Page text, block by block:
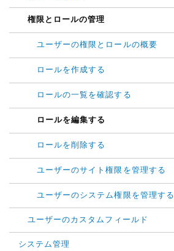
権限とロールの管理
ユーザーの権限とロールの概要
ロールを作成する
ロールの一覧を確認する
ロールを編集する
ロールを削除する
ユーザーのサイト権限を管理する
ユーザーのシステム権限を管理する
ユーザーのカスタムフィールド
システム管理